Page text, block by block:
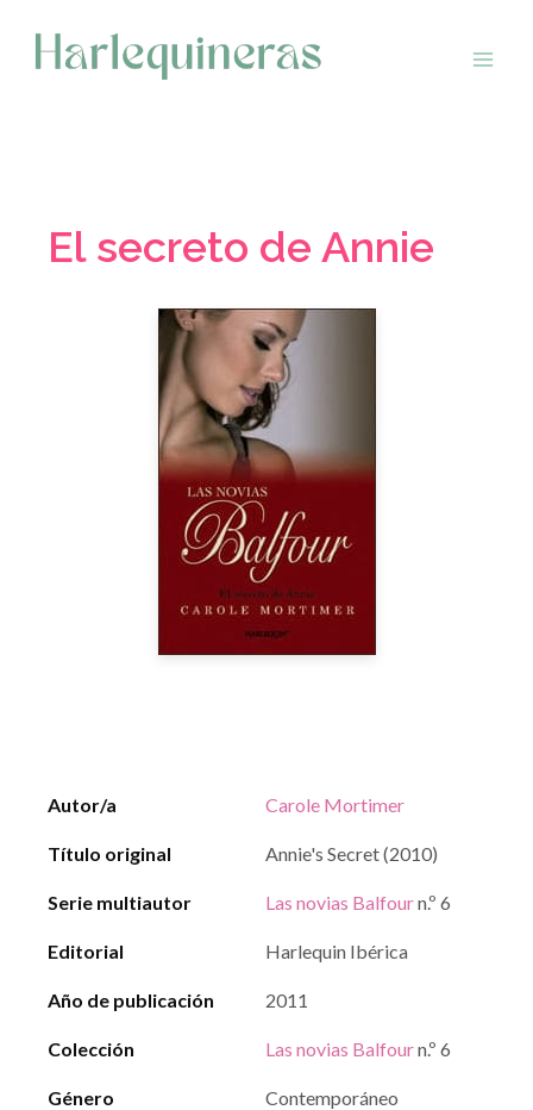
contenido
El secreto de Annie
Autor/a Carole Mortimer
Título original Annie's Secret (2010)
Serie multiautor Las novias Balfourn.º 6
Editorial Harlequin Ibérica
Año de publicación 2011
Colección Las novias Balfourn.º 6
Género Contemporáneo